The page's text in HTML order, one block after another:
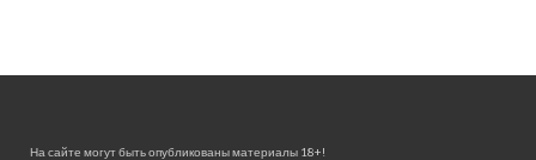
На сайте могут быть опубликованы материалы 18+!